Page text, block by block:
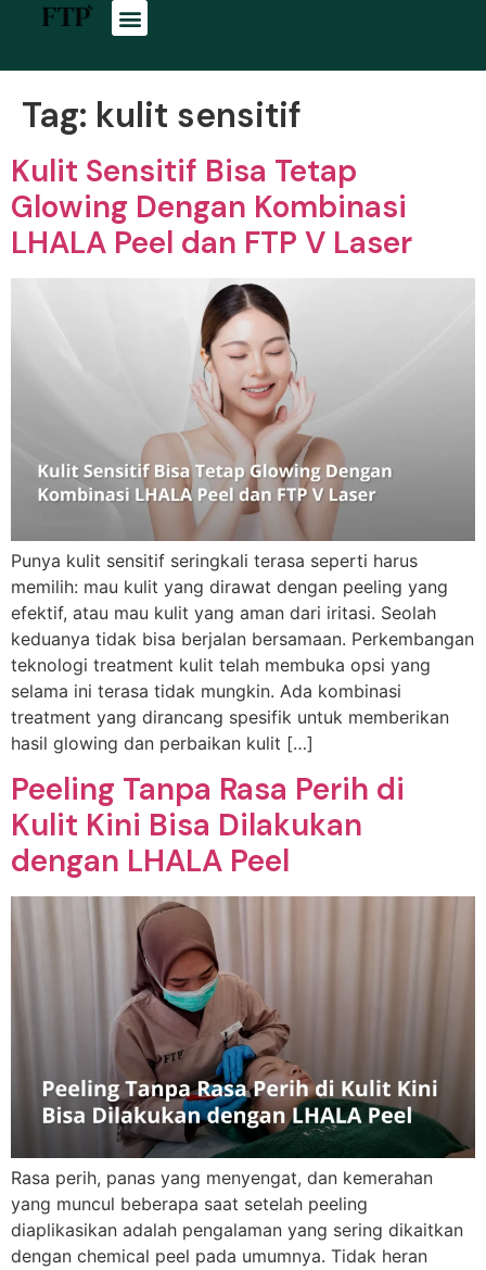
Tag: kulit sensitif
Kulit Sensitif Bisa Tetap
Glowing Dengan Kombinasi
LHALA Peel dan FTP V Laser
Punya kulit sensitif seringkali terasa seperti harus
memilih: mau kulit yang dirawat dengan peeling yang
efektif, atau mau kulit yang aman dari iritasi. Seolah
keduanya tidak bisa berjalan bersamaan. Perkembangan
teknologi treatment kulit telah membuka opsi yang
selama ini terasa tidak mungkin. Ada kombinasi
treatment yang dirancang spesifik untuk memberikan
hasil glowing dan perbaikan kulit […]
Peeling Tanpa Rasa Perih di
Kulit Kini Bisa Dilakukan
dengan LHALA Peel
Rasa perih, panas yang menyengat, dan kemerahan
yang muncul beberapa saat setelah peeling
diaplikasikan adalah pengalaman yang sering dikaitkan
dengan chemical peel pada umumnya. Tidak heran